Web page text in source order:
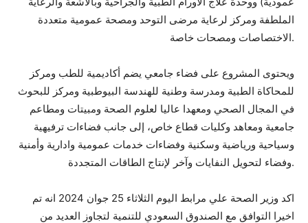
الملطفة ومركز لرعاية مرضى التوحد ومصحة عمومية متعددة
الاختصاصات ومصحات خاصة.
ويحتوى المشروع على فضاء جامعي يضم أكاديمية للطب ومركز
للمحاكاة الطبية ومدرسة وطنية للهندسة البيوطبية ومركز للبحوث
في المجال الصحي ومعهدا عاليا لعلوم الصحة ومبيتات ومطاعم
جامعية ومعاهد وكليات قطاع خاص، إلى جانب فضاءات ترفيهية
وسياحية ورياضية وسكنية وفضاءات خدمات عمومية وادارية وأمنية
وفضاء لتحويل النفايات وآخر لإنتاج الطاقات المتجددة.
اكد وزير الصحة علي مرابط اليوم الثلاثاء 25 جوان 2024 انه تم
اخيرا التوافق مع الصندوق السعودي للتنمية لتجاوز العديد من